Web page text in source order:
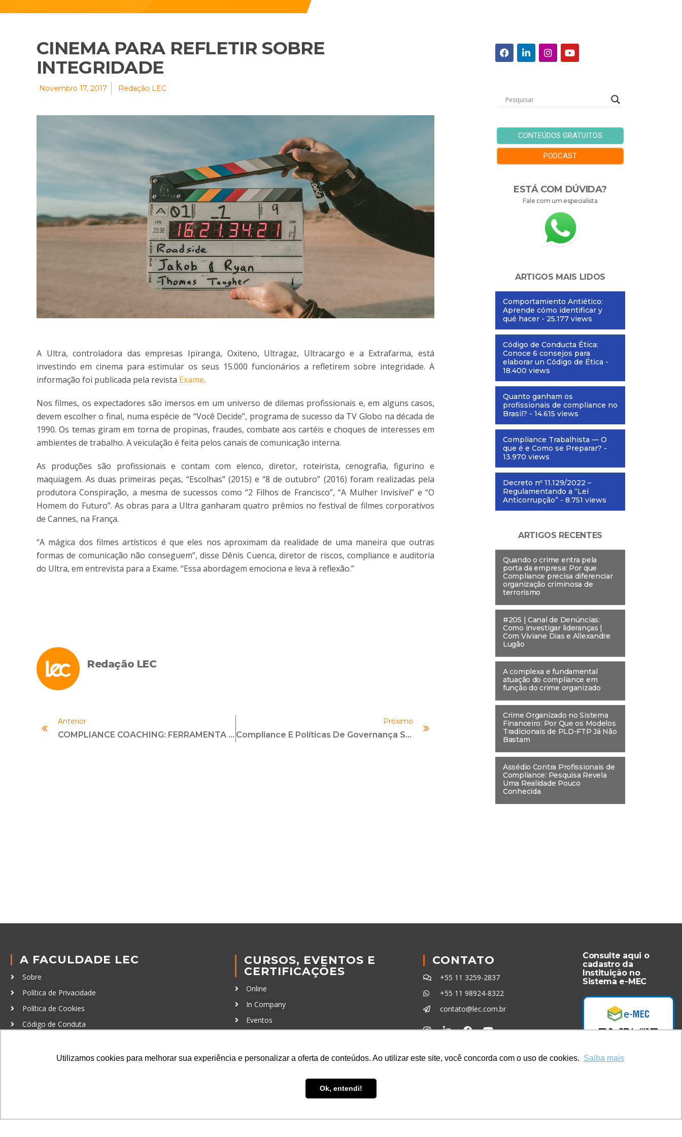
Utilizamos cookies para melhorar sua experiência e personalizar a oferta de conteúdos. Ao utilizar este site, você concorda com o uso de cookies. Saiba mais
Ok, entendi!
CINEMA PARA REFLETIR SOBRE
INTEGRIDADE
Novembro 17, 2017 Redação LEC
A Ultra, controladora das empresas Ipiranga, Oxiteno, Ultragaz, Ultracargo e a Extrafarma, está
investindo em cinema para estimular os seus 15.000 funcionários a refletirem sobre integridade. A
informação foi publicada pela revista Exame.
Nos filmes, os expectadores são imersos em um universo de dilemas profissionais e, em alguns casos,
devem escolher o final, numa espécie de “Você Decide”, programa de sucesso da TV Globo na década de
1990. Os temas giram em torna de propinas, fraudes, combate aos cartéis e choques de interesses em
ambientes de trabalho. A veiculação é feita pelos canais de comunicação interna.
As produções são profissionais e contam com elenco, diretor, roteirista, cenografia, figurino e
maquiagem. As duas primeiras peças, “Escolhas” (2015) e “8 de outubro” (2016) foram realizadas pela
produtora Conspiração, a mesma de sucessos como “2 Filhos de Francisco”, “A Mulher Invisível” e “O
Homem do Futuro”. As obras para a Ultra ganharam quatro prêmios no festival de filmes corporativos
de Cannes, na França.
“A mágica dos filmes artísticos é que eles nos aproximam da realidade de uma maneira que outras
formas de comunicação não conseguem”, disse Dênis Cuenca, diretor de riscos, compliance e auditoria
do Ultra, em entrevista para a Exame. “Essa abordagem emociona e leva à reflexão.”
Redação LEC
Anterior
COMPLIANCE COACHING: FERRAMENTA PARA ALTA PERFORMANCE
Próximo
Compliance E Políticas De Governança Sustentável Na Cadeia Produtiva
CONTEÚDOS GRATUITOS
PODCAST
ESTÁ COM DÚVIDA?
Fale com um especialista
ARTIGOS MAIS LIDOS
Comportamiento Antiético:
Aprende cómo identificar y
qué hacer - 25.177 views
Código de Conducta Ética:
Conoce 6 consejos para
elaborar un Código de Ética -
18.400 views
Quanto ganham os
profissionais de compliance no
Brasil? - 14.615 views
Compliance Trabalhista — O
que é e Como se Preparar? -
13.970 views
Decreto nº 11.129/2022 –
Regulamentando a “Lei
Anticorrupção” - 8.751 views
ARTIGOS RECENTES
Quando o crime entra pela
porta da empresa: Por que
Compliance precisa diferenciar
organização criminosa de
terrorismo
#205 | Canal de Denúncias:
Como investigar lideranças |
Com Viviane Dias e Allexandre
Lugão
A complexa e fundamental
atuação do compliance em
função do crime organizado
Crime Organizado no Sistema
Financeiro: Por Que os Modelos
Tradicionais de PLD-FTP Já Não
Bastam
Assédio Contra Profissionais de
Compliance: Pesquisa Revela
Uma Realidade Pouco
Conhecida
A FACULDADE LEC
Sobre
Política de Privacidade
Política de Cookies
Código de Conduta
CURSOS, EVENTOS E
CERTIFICAÇÕES
Online
In Company
Eventos
CONTATO
+55 11 3259-2837
+55 11 98924-8322
contato@lec.com.br
Consulte aqui o
cadastro da
Instituição no
Sistema e-MEC